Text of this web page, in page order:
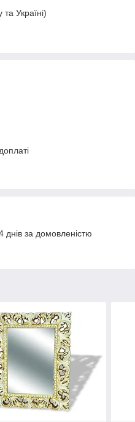
Україні)
за домовленістю